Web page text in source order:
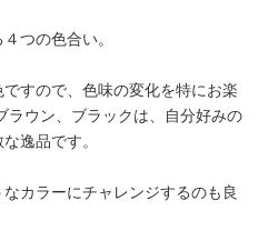
つの色合い。
すので、色味の変化を特にお楽
ラウン、ブラックは、自分好みの
逸品です。
カラーにチャレンジするのも良